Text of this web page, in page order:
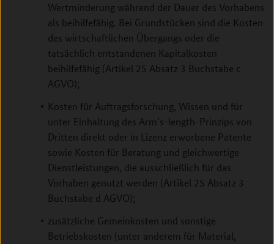
Wertminderung während der Dauer des Vorhabens
als beihilfefähig. Bei Grundstücken sind die Kosten
des wirtschaftlichen Übergangs oder die
tatsächlich entstandenen Kapitalkosten
beihilfefähig (Artikel 25 Absatz 3 Buchstabe c
AGVO);
Kosten für Auftragsforschung, Wissen und für
unter Einhaltung des Arm’s-length-Prinzips von
Dritten direkt oder in Lizenz erworbene Patente
sowie Kosten für Beratung und gleichwertige
Dienstleistungen, die ausschließlich für das
Vorhaben genutzt werden (Artikel 25 Absatz 3
Buchstabe d AGVO);
zusätzliche Gemeinkosten und sonstige
Betriebskosten (unter anderem für Material,